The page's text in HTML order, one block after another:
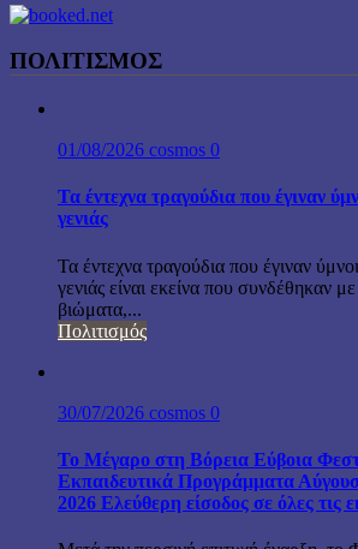
ΠΟΛΙΤΙΣΜΟΣ
01/08/2026 cosmos 0
Τα έντεχνα τραγούδια που έγιναν
γενιάς
Τα έντεχνα τραγούδια που έγιναν
γενιάς είναι εκείνα που συνδέθηκαν
βιώματα,...
Πολιτισμός
30/07/2026 cosmos 0
Το Μέγαρο στη Βόρεια Εύβοια
Εκπαιδευτικά Προγράμματα
2026 Ελεύθερη είσοδος σε όλες τις